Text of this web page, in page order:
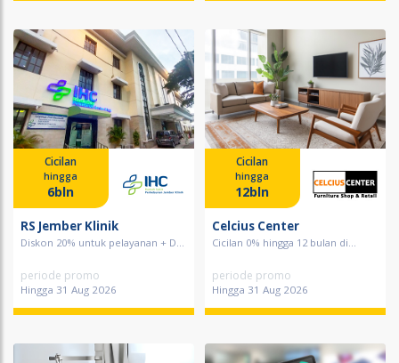
Cicilan
hingga
6bln
RS Jember Klinik
Diskon 20% untuk pelayanan + D...
periode promo
Hingga 31 Aug 2026
Cicilan
hingga
12bln
Celcius Center
Cicilan 0% hingga 12 bulan di...
periode promo
Hingga 31 Aug 2026